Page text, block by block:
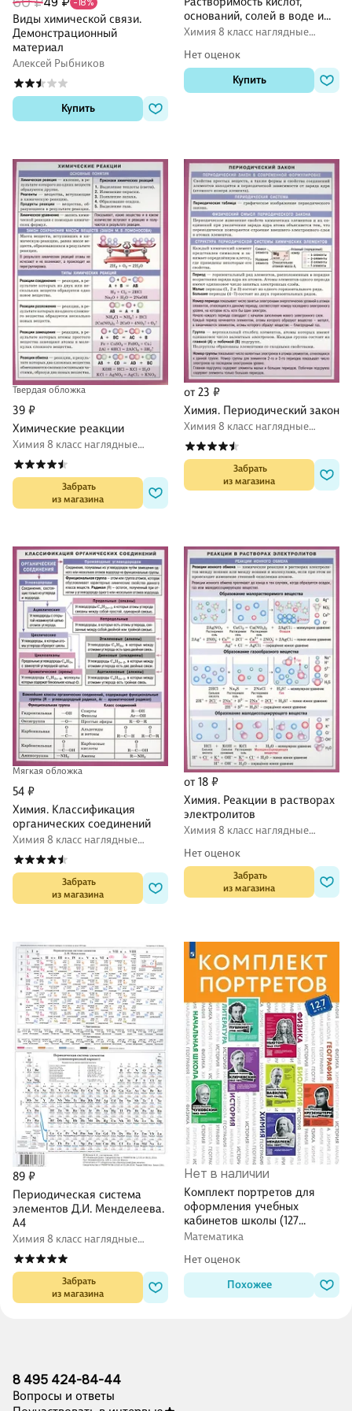
Виды химической связи.
Демонстрационный
материал
Алексей Рыбников
Купить
оснований, солей в воде и
среда растворов
Химия 8 класс наглядные
Нет оценок
Купить
Твердая обложка
39 ₽
Химические реакции
Химия 8 класс наглядные
пособия
Забрать
из магазина
от 23 ₽
Химия. Периодический закон
Химия 8 класс наглядные
пособия
Забрать
из магазина
Мягкая обложка
54 ₽
Химия. Классификация
органических соединений
Химия 8 класс наглядные
пособия
Забрать
из магазина
от 18 ₽
Химия. Реакции в растворах
электролитов
Химия 8 класс наглядные
Нет оценок
Забрать
из магазина
89 ₽
Периодическая система
элементов Д.И. Менделеева.
А4
Химия 8 класс наглядные
пособия
Забрать
из магазина
Нет в наличии
Комплект портретов для
оформления учебных
кабинетов школы (127
портретов)
Математика
Нет оценок
Похожее
8 495 424-84-44
Вопросы и ответы